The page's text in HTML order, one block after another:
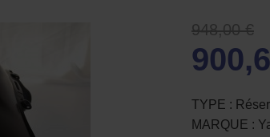
948,00 €
TYPE :
MARQUE :